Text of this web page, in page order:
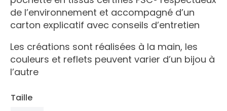
de l’environnement et accompagné d’un
carton explicatif avec conseils d’entretien
Les créations sont réalisées à la main, les
couleurs et reflets peuvent varier d’un bijou à
l’autre
Taille